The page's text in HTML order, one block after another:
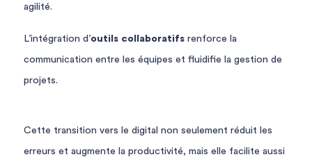
agilité.
L’intégration d’outils collaboratifs renforce la
communication entre les équipes et fluidifie la gestion de
projets.
Cette transition vers le digital non seulement réduit les
erreurs et augmente la productivité, mais elle facilite aussi